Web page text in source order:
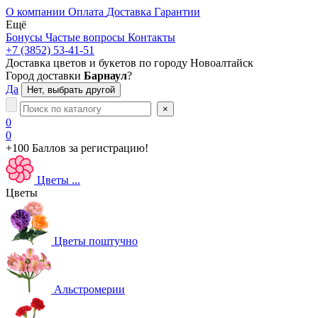
О компании Оплата Доставка Гарантии
Ещё
Бонусы Частые вопросы Контакты
+7 (3852) 53-41-51
Доставка цветов и букетов по городу Новоалтайск
Город доставки Барнаул?
Да
Нет, выбрать другой
×
0
0
+100 Баллов за регистрацию!
Цветы ...
Цветы
Цветы поштучно
Альстромерии